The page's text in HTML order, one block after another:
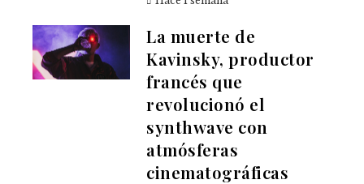
La muerte de
Kavinsky, productor
francés que
revolucionó el
synthwave con
atmósferas
cinematográficas